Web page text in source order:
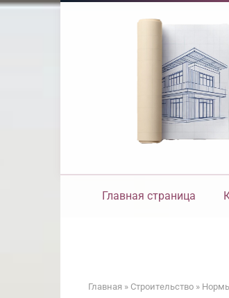
Перейти
Главная страница
Главная » Строительство »